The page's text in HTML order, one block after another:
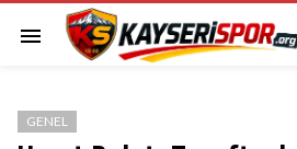
menu
GENEL